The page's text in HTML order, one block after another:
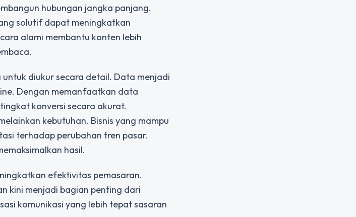
hubungan jangka panjang.
solutif dapat meningkatkan
alami membantu konten lebih
diukur secara detail. Data menjadi
Dengan memanfaatkan data
konversi secara akurat.
kebutuhan. Bisnis yang mampu
terhadap perubahan tren pasar.
hasil.
efektivitas pemasaran.
kini menjadi bagian penting dari
komunikasi yang lebih tepat sasaran